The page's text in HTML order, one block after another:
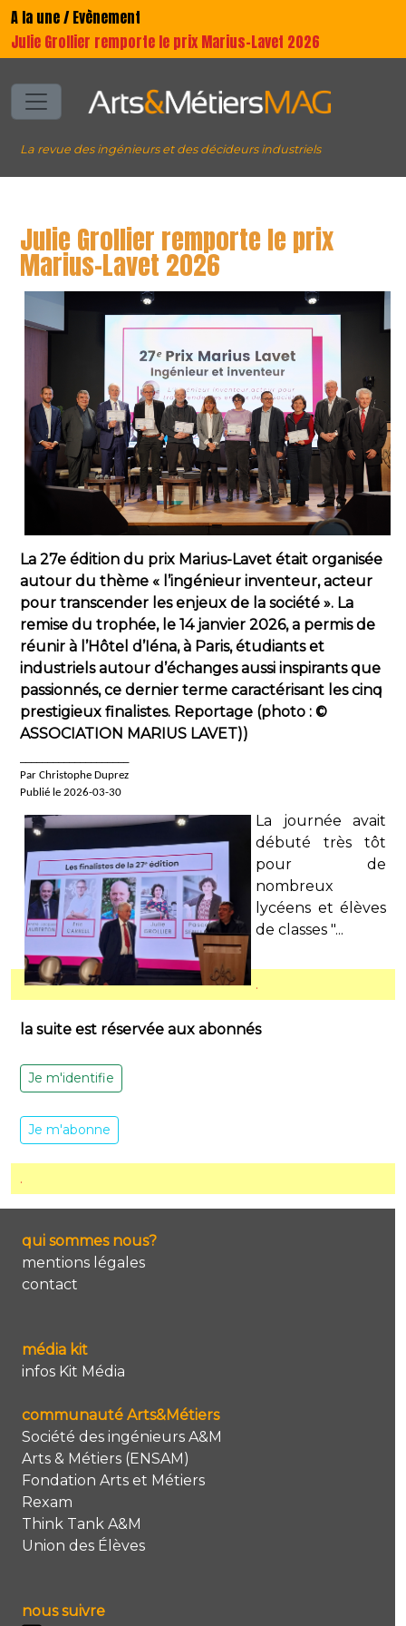
A la une / Evènement
Julie Grollier remporte le prix Marius-Lavet 2026
La revue des ingénieurs et des décideurs industriels
Julie Grollier remporte le prix
Marius-Lavet 2026
La 27e édition du prix Marius-Lavet était organisée
autour du thème « l’ingénieur inventeur, acteur
pour transcender les enjeux de la société ». La
remise du trophée, le 14 janvier 2026, a permis de
réunir à l’Hôtel d’Iéna, à Paris, étudiants et
industriels autour d’échanges aussi inspirants que
passionnés, ce dernier terme caractérisant les cinq
prestigieux finalistes. Reportage (photo : ©
ASSOCIATION MARIUS LAVET))
Par Christophe Duprez
Publié le 2026-03-30
La journée avait
débuté très tôt
pour de
nombreux
lycéens et élèves
de classes "...
.
la suite est réservée aux abonnés
Je m'identifie
Je m'abonne
.
qui sommes nous?
mentions légales
contact
média kit
infos Kit Média
communauté Arts&Métiers
Société des ingénieurs A&M
Arts & Métiers (ENSAM)
Fondation Arts et Métiers
Rexam
Think Tank A&M
Union des Élèves
nous suivre